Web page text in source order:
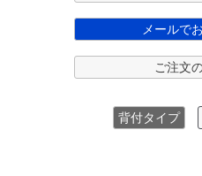
メールで
ご注文
背付タイプ